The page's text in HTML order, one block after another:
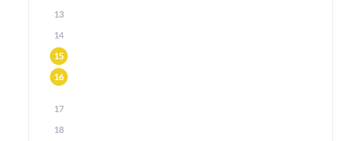
13
14
15
16
17
18